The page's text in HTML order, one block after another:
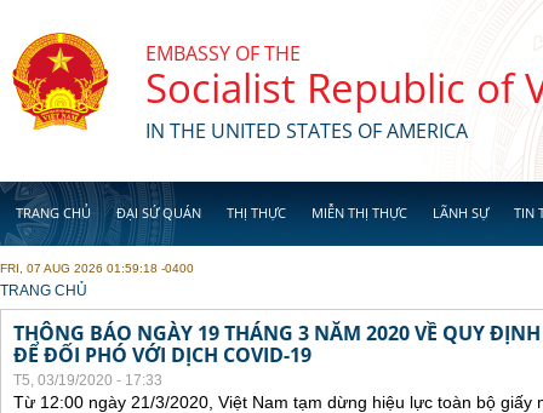
EMBASSY OF THE
Socialist Republic of
IN THE UNITED STATES OF AMERICA
TRANG CHỦ ĐẠI SỨ QUÁN THỊ THỰC MIỄN THỊ THỰC LÃNH SỰ TIN
FRI, 07 AUG 2026 01:59:18 -0400
YOU ARE HERE
TRANG CHỦ
THÔNG BÁO NGÀY 19 THÁNG 3 NĂM 2020 VỀ QUY
ĐỂ ĐỐI PHÓ VỚI DỊCH COVID-19
T5, 03/19/2020 - 17:33
Từ 12:00 ngày 21/3/2020, Việt Nam tạm dừng hiệu lực toàn bộ giấy